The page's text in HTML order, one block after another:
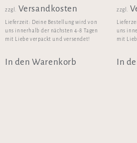
zzgl. Versandkosten
Lieferzeit: Deine Bestellung wird von
uns innerhalb der nächsten 4-8 Tagen
mit Liebe verpackt und versendet!
In den Warenkorb
zzgl.
uns
mit
In